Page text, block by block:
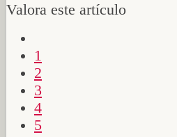
Valora este artículo
1
2
3
4
5